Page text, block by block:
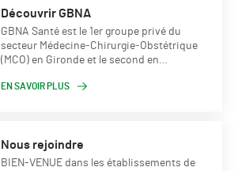
Découvrir GBNA
GBNA Santé est le 1er groupe privé du
secteur Médecine‐Chirurgie‐Obstétrique
(MCO) en Gironde et le second en
EN SAVOIR PLUS
Nous rejoindre
BIEN-VENUE dans les établissements de